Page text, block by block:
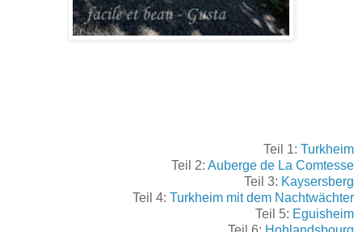
Teil 1: Turkheim
Teil 2: Auberge de La Comtesse
Teil 3: Kaysersberg
Teil 4: Turkheim mit dem Nachtwächter
Teil 5: Eguisheim